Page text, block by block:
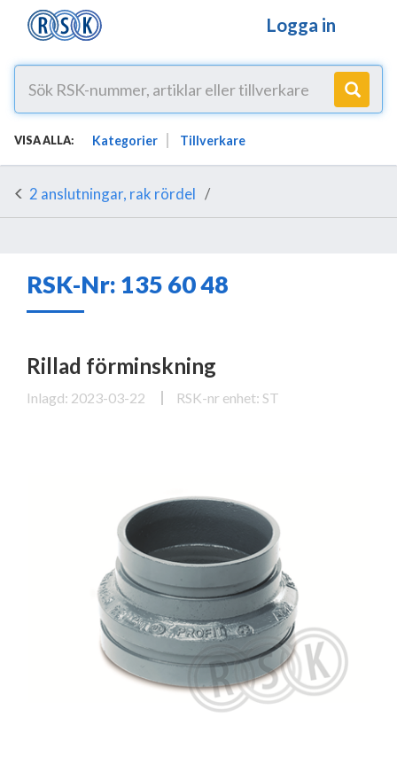
Logga in
VISA ALLA: Kategorier Tillverkare
2 anslutningar, rak rördel
RSK-Nr: 135 60 48
Rillad förminskning
Inlagd: 2023-03-22 RSK-nr enhet: ST